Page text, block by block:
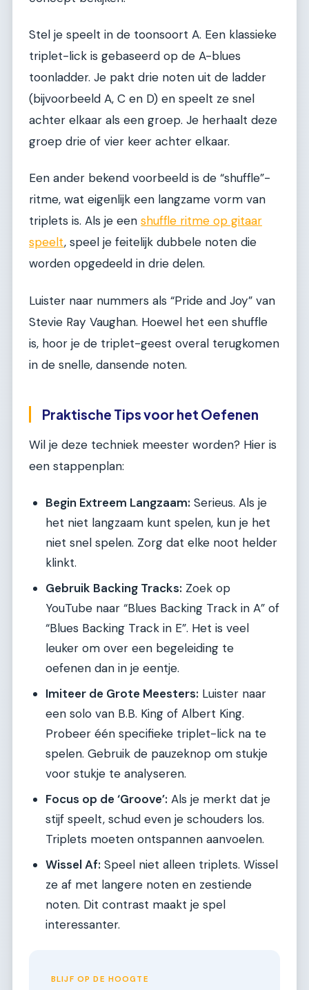
Stel je speelt in de toonsoort A. Een klassieke
triplet-lick is gebaseerd op de A-blues
toonladder. Je pakt drie noten uit de ladder
(bijvoorbeeld A, C en D) en speelt ze snel
achter elkaar als een groep. Je herhaalt deze
groep drie of vier keer achter elkaar.
Een ander bekend voorbeeld is de “shuffle”-
ritme, wat eigenlijk een langzame vorm van
triplets is. Als je een shuffle ritme op gitaar
speelt, speel je feitelijk dubbele noten die
worden opgedeeld in drie delen.
Luister naar nummers als “Pride and Joy” van
Stevie Ray Vaughan. Hoewel het een shuffle
is, hoor je de triplet-geest overal terugkomen
in de snelle, dansende noten.
Praktische Tips voor het Oefenen
Wil je deze techniek meester worden? Hier is
een stappenplan:
Begin Extreem Langzaam: Serieus. Als je
het niet langzaam kunt spelen, kun je het
niet snel spelen. Zorg dat elke noot helder
klinkt.
Gebruik Backing Tracks: Zoek op
YouTube naar “Blues Backing Track in A” of
“Blues Backing Track in E”. Het is veel
leuker om over een begeleiding te
oefenen dan in je eentje.
Imiteer de Grote Meesters: Luister naar
een solo van B.B. King of Albert King.
Probeer één specifieke triplet-lick na te
spelen. Gebruik de pauzeknop om stukje
voor stukje te analyseren.
Focus op de ‘Groove’: Als je merkt dat je
stijf speelt, schud even je schouders los.
Triplets moeten ontspannen aanvoelen.
Wissel Af: Speel niet alleen triplets. Wissel
ze af met langere noten en zestiende
noten. Dit contrast maakt je spel
interessanter.
BLIJF OP DE HOOGTE